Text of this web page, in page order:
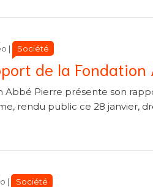
de la Fondation
Catégories
Catégories
Société
Abbé Pierre présente son
rendu public ce 28 janvier,
Catégories
Catégories
Société